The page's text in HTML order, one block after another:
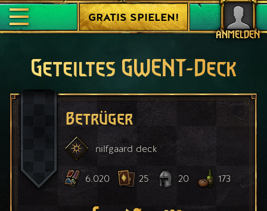
ANMELDEN
GRATIS SPIELEN!
Geteiltes GWENT-Deck
Betrüger
nilfgaard deck
6.020 25 20 173